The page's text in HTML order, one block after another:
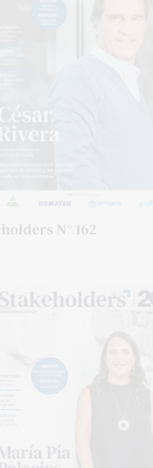
N° 162